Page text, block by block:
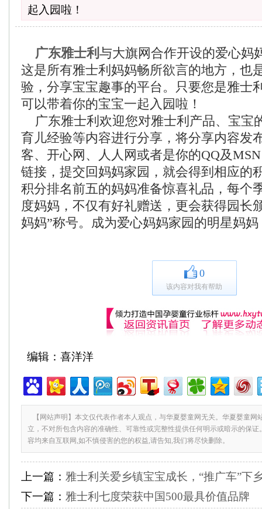
起入园啦！
广东雅士利 与大旗网合作开设的爱心妈
这是所有雅士利妈妈畅所欲言的地方，也
验，分享宝宝趣事的平台。只要您是雅士
可以带着你的宝宝一起入园啦！
广东雅士利欢迎您对雅士利产品、宝宝
育儿经验等内容进行分享，将分享内容发
客、开心网、人人网或者是你的QQ及
链接，提交回妈妈家园，就会得到相应的
积分排名前五的妈妈准备惊喜礼品，每个
度妈妈，不仅有好礼赠送，更会获得园长
妈妈”称号。成为爱心妈妈家园的明星妈妈
0
该内容对我有帮助
编辑：喜洋洋
【网站声明】本文仅代表作者本人观点，与华夏婴童网无关。华夏婴童网
立，不对所包含内容的准确性、可靠性或完整性提供任何明示或暗示的保
容均来自互联网,如不慎侵害的您的权益,请告知,我们将尽快删除。
上一篇： 雅士利关爱乡镇宝宝成长，“推广车”下
下一篇： 雅士利七度荣获中国500最具价值品牌